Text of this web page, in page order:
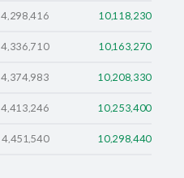
4,298,416 10,118,230
4,336,710 10,163,270
4,374,983 10,208,330
4,413,246 10,253,400
4,451,540 10,298,440